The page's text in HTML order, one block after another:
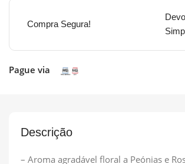
Compra Segura!
Pague via
Descrição
– Aroma agradável floral a Peónias e